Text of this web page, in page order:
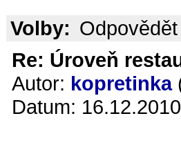
Volby:
Re: Úroveň
Autor: kopretinka
Datum: